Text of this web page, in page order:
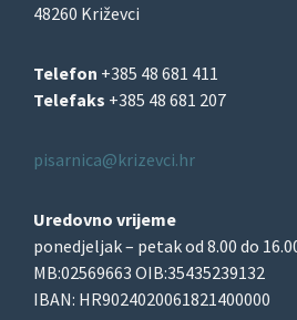
48260 Križevci
Telefon +385 48 681 411
Telefaks +385 48 681 207
pisarnica@krizevci.hr
Uredovno vrijeme
ponedjeljak – petak od 8.00 do
MB:02569663 OIB:35435239132
IBAN: HR9024020061821400000